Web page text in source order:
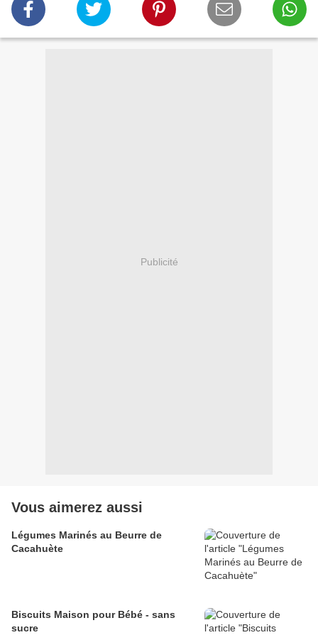
Publicité
Vous aimerez aussi
Légumes Marinés au Beurre de
Cacahuète
Biscuits Maison pour Bébé - sans
sucre